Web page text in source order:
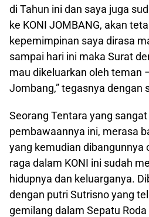
di Tahun ini dan saya juga
ke KONI JOMBANG, akan
kepemimpinan saya dirasa
sampai hari ini maka Surat
mau dikeluarkan oleh teman
Jombang,” tegasnya dengan
Seorang Tentara yang
pembawaannya ini, merasa
yang kemudian dibangunnya
raga dalam KONI ini sudah
hidupnya dan keluarganya.
dengan putri Sutrisno yang
gemilang dalam Sepatu